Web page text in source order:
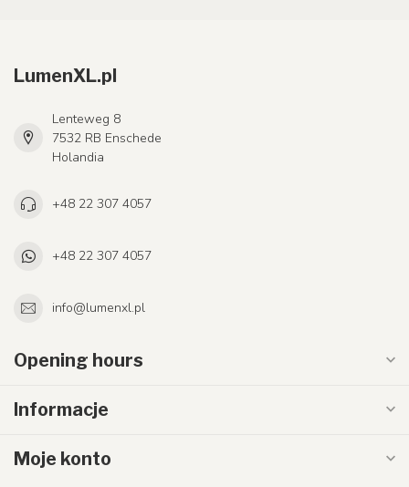
LumenXL.pl
Lenteweg 8
7532 RB Enschede
Holandia
+48 22 307 4057
+48 22 307 4057
info@lumenxl.pl
Opening hours
Informacje
Moje konto